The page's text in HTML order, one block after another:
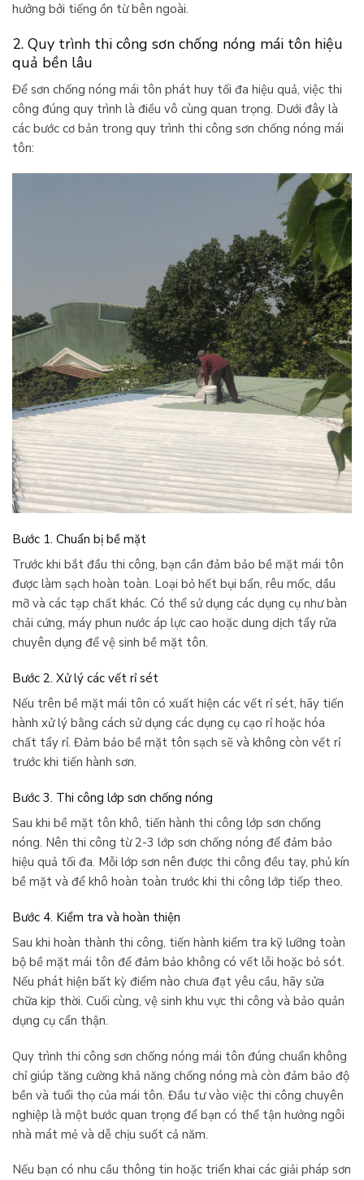
hưởng bởi tiếng ồn từ bên ngoài.
2. Quy trình thi công sơn chống nóng mái tôn hiệu
quả bền lâu
Để sơn chống nóng mái tôn phát huy tối đa hiệu quả, việc thi
công đúng quy trình là điều vô cùng quan trọng. Dưới đây là
các bước cơ bản trong quy trình thi công sơn chống nóng mái
tôn:
Bước 1. Chuẩn bị bề mặt
Trước khi bắt đầu thi công, bạn cần đảm bảo bề mặt mái tôn
được làm sạch hoàn toàn. Loại bỏ hết bụi bẩn, rêu mốc, dầu
mỡ và các tạp chất khác. Có thể sử dụng các dụng cụ như bàn
chải cứng, máy phun nước áp lực cao hoặc dung dịch tẩy rửa
chuyên dụng để vệ sinh bề mặt tôn.
Bước 2. Xử lý các vết rỉ sét
Nếu trên bề mặt mái tôn có xuất hiện các vết rỉ sét, hãy tiến
hành xử lý bằng cách sử dụng các dụng cụ cạo rỉ hoặc hóa
chất tẩy rỉ. Đảm bảo bề mặt tôn sạch sẽ và không còn vết rỉ
trước khi tiến hành sơn.
Bước 3. Thi công lớp sơn chống nóng
Sau khi bề mặt tôn khô, tiến hành thi công lớp sơn chống
nóng. Nên thi công từ 2-3 lớp sơn chống nóng để đảm bảo
hiệu quả tối đa. Mỗi lớp sơn nên được thi công đều tay, phủ kín
bề mặt và để khô hoàn toàn trước khi thi công lớp tiếp theo.
Bước 4. Kiểm tra và hoàn thiện
Sau khi hoàn thành thi công, tiến hành kiểm tra kỹ lưỡng toàn
bộ bề mặt mái tôn để đảm bảo không có vết lỗi hoặc bỏ sót.
Nếu phát hiện bất kỳ điểm nào chưa đạt yêu cầu, hãy sửa
chữa kịp thời. Cuối cùng, vệ sinh khu vực thi công và bảo quản
dụng cụ cẩn thận.
Quy trình thi công sơn chống nóng mái tôn đúng chuẩn không
chỉ giúp tăng cường khả năng chống nóng mà còn đảm bảo độ
bền và tuổi thọ của mái tôn. Đầu tư vào việc thi công chuyên
nghiệp là một bước quan trọng để bạn có thể tận hưởng ngôi
nhà mát mẻ và dễ chịu suốt cả năm.
Nếu bạn có nhu cầu thông tin hoặc triển khai các giải pháp sơn